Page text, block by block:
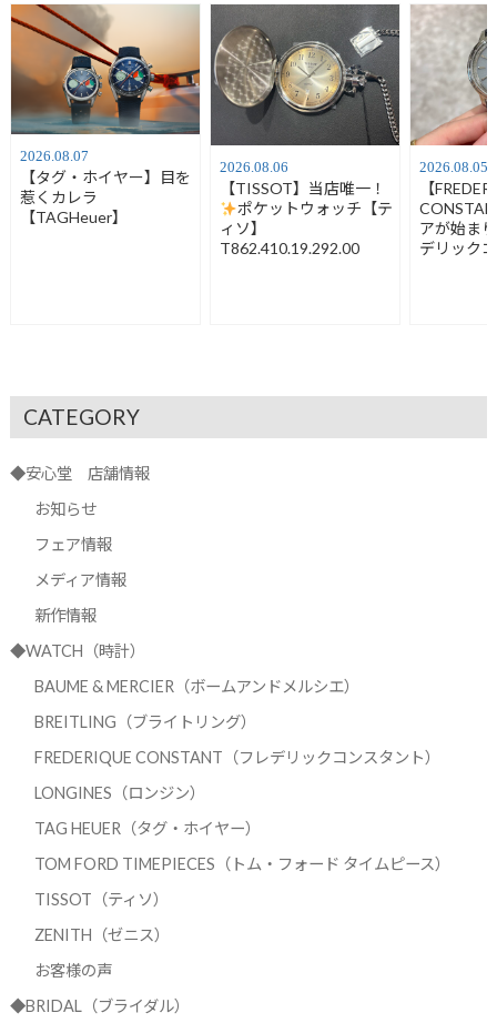
2026.08.07
【タグ・ホイヤー】目を
惹くカレラ
【TAGHeuer】
2026.08.06
【TISSOT】当店唯一！
ポケットウォッチ【テ
ィソ】
T862.410.19.292.00
2026.08.05
【
アが始ま
デリック
CATEGORY
◆安心堂 店舗情報
お知らせ
フェア情報
メディア情報
新作情報
◆WATCH（時計）
BAUME & MERCIER（ボームアンドメルシエ）
BREITLING（ブライトリング）
FREDERIQUE CONSTANT（フレデリックコンスタント）
LONGINES（ロンジン）
TAG HEUER（タグ・ホイヤー）
TOM FORD TIMEPIECES（トム・フォード タイムピース）
TISSOT（ティソ）
ZENITH（ゼニス）
お客様の声
◆BRIDAL（ブライダル）